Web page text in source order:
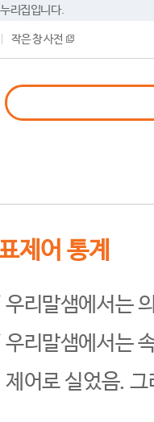
리집입니다.
작은 창 사전
제어 통계
우리말샘에서는
우리말샘에서는
제어로 실었음.